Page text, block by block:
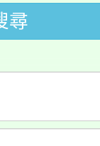
民語歌
年度第
結果(
學推廣
分析基
辦理
尋